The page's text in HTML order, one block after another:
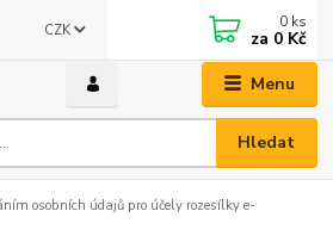
Menu
CZK
Hledat
0 ks
za 0 Kč
osobních údajů pro účely rozesílky e-